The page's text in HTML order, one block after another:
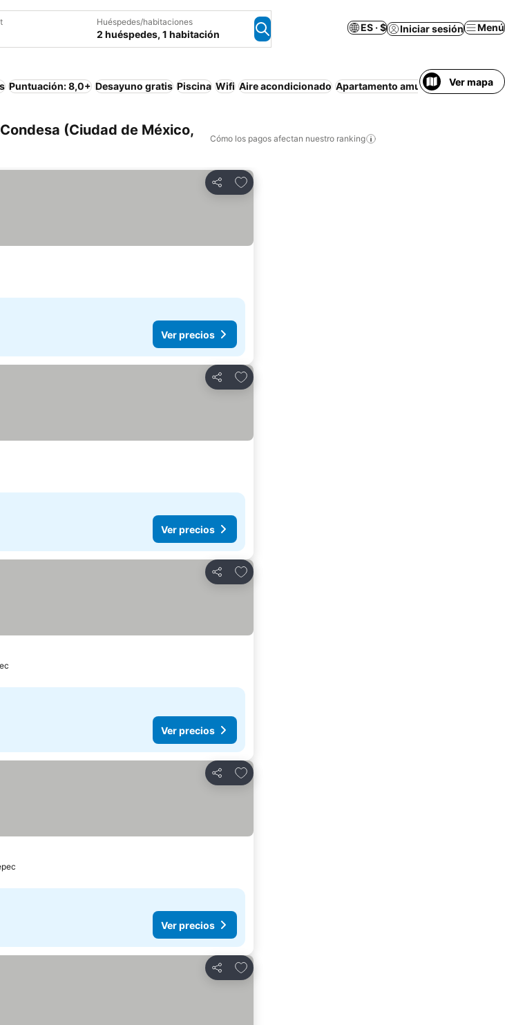
Huéspedes/habitaciones
2 huéspedes, 1 habitación
ES · $ Iniciar sesión Menú
Puntuación: 8,0+ Desayuno gratis Piscina Wifi Aire acondicionado Apartamento amuebladoVer mapa
(Ciudad de México,
Cómo los pagos afectan nuestro ranking
Compartir
Agregar a favoritos
Ver precios
Compartir
Agregar a favoritos
Ver precios
Compartir
Agregar a favoritos
Ver precios
Compartir
Agregar a favoritos
Ver precios
Compartir
Agregar a favoritos